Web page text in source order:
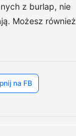
z burlap, nie
Możesz również
na FB